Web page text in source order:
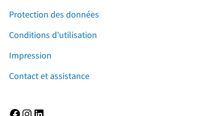
Protection des données
Conditions d'utilisation
Impression
Contact et assistance
Facebook Instagram